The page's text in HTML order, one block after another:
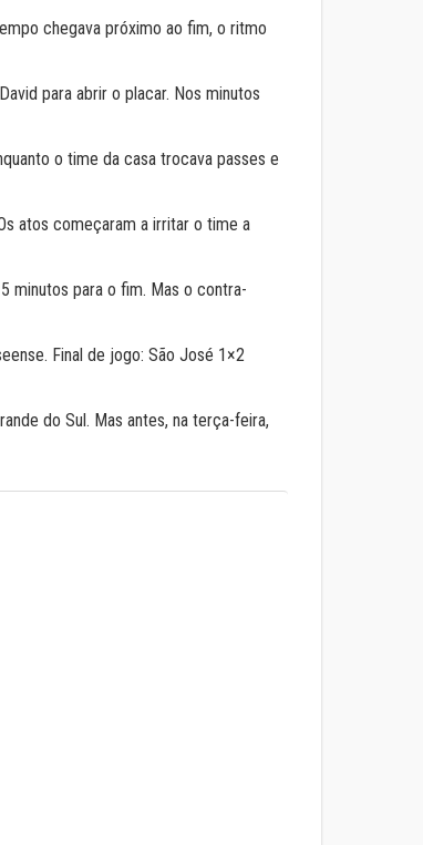
chegava próximo ao fim, o ritmo
para abrir o placar. Nos minutos
o time da casa trocava passes e
atos começaram a irritar o time a
minutos para o fim. Mas o contra-
Final de jogo: São José 1×2
do Sul. Mas antes, na terça-feira,